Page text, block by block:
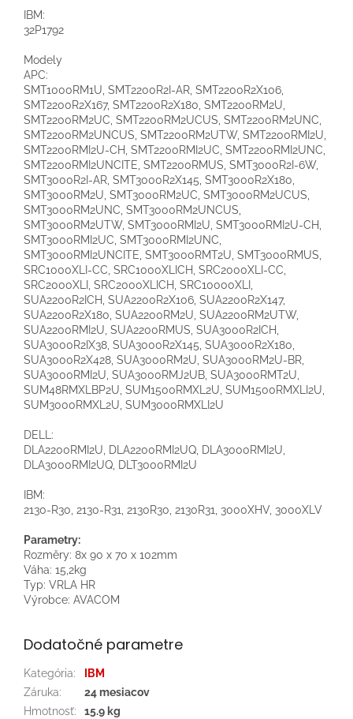
IBM:
32P1792
Modely
APC:
SMT1000RM1U, SMT2200R2I-AR, SMT2200R2X106,
SMT2200R2X167, SMT2200R2X180, SMT2200RM2U,
SMT2200RM2UC, SMT2200RM2UCUS, SMT2200RM2UNC,
SMT2200RM2UNCUS, SMT2200RM2UTW, SMT2200RMI2U,
SMT2200RMI2U-CH, SMT2200RMI2UC, SMT2200RMI2UNC,
SMT2200RMI2UNCITE, SMT2200RMUS, SMT3000R2I-6W,
SMT3000R2I-AR, SMT3000R2X145, SMT3000R2X180,
SMT3000RM2U, SMT3000RM2UC, SMT3000RM2UCUS,
SMT3000RM2UNC, SMT3000RM2UNCUS,
SMT3000RM2UTW, SMT3000RMI2U, SMT3000RMI2U-CH,
SMT3000RMI2UC, SMT3000RMI2UNC,
SMT3000RMI2UNCITE, SMT3000RMT2U, SMT3000RMUS,
SRC1000XLI-CC , SRC1000XLICH , SRC2000XLI-CC
SRC2000XLI
, SRC2000XLICH , SRC10000XLI
SUA2200R2ICH, SUA2200R2X106, SUA2200R2X147,
SUA2200R2X180, SUA2200RM2U, SUA2200RM2UTW,
SUA2200RMI2U, SUA2200RMUS, SUA3000R2ICH,
SUA3000R2IX38, SUA3000R2X145, SUA3000R2X180,
SUA3000R2X428, SUA3000RM2U, SUA3000RM2U-BR,
SUA3000RMI2U, SUA3000RMJ2UB, SUA3000RMT2U,
SUM48RMXLBP2U, SUM1500RMXL2U, SUM1500RMXLI2U,
SUM3000RMXL2U, SUM3000RMXLI2U
DELL:
DLA2200RMI2U, DLA2200RMI2UQ, DLA3000RMI2U,
DLA3000RMI2UQ, DLT3000RMI2U
IBM:
2130-R30, 2130-R31, 2130R30, 2130R31, 3000XHV, 3000XLV
Parametry:
Rozměry: 8x 90 x 70 x 102mm
Váha: 15,2kg
Typ: VRLA HR
Výrobce: AVACOM
Dodatočné parametre
Kategória:
IBM
Záruka:
24 mesiacov
Hmotnosť:
15.9 kg